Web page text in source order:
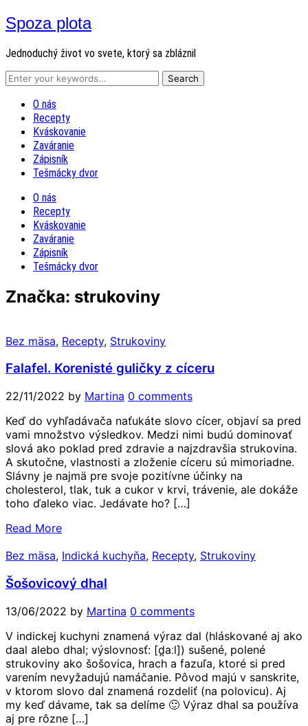
Spoza plota
Jednoduchý život vo svete, ktorý sa zbláznil
O nás
Recepty
Kváskovanie
Zaváranie
Zápisník
Tešmácky dvor
O nás
Recepty
Kváskovanie
Zaváranie
Zápisník
Tešmácky dvor
Značka: strukoviny
Bez mäsa, Recepty, Strukoviny
Falafel. Korenisté guličky z cíceru
22/11/2022 by Martina 0 comments
Keď do vyhľadávača naťukáte slovo cícer, objaví sa pred
vami množstvo výsledkov. Medzi nimi budú dominovať
slová ako poklad pred zdravie a najzdravšia strukovina.
A skutočne, vlastnosti a zloženie cíceru sú mimoriadne.
Slávny je najmä pre svoje pozitívne účinky na
cholesterol, tlak, tuk a cukor v krvi, trávenie, ale dokáže
toho ďaleko viac. Jedávate ho? […]
Read More
Bez mäsa, Indická kuchyňa, Recepty, Strukoviny
Šošovicový dhal
13/06/2022 by Martina 0 comments
V indickej kuchyni znamená výraz dal (hláskované aj ako
daal alebo dhal; výslovnosť: [d̪aːl]) sušené, polené
strukoviny ako šošovica, hrach a fazuľa, ktoré si pred
varením nevyžadujú namáčanie. Pôvod majú v sanskrite,
v ktorom slovo dal znamená rozdeliť (na polovicu). Aj
my keď dávame, tak sa delíme 🙂 Výraz dhal sa používa
aj pre rôzne […]